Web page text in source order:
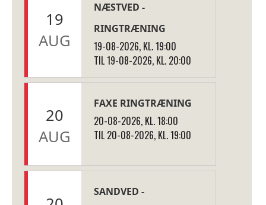
19
AUG
NÆSTVED -
RINGTRÆNING
19-08-2026, KL. 19:00
TIL 19-08-2026, KL. 20:00
20
AUG
FAXE RINGTRÆNING
20-08-2026, KL. 18:00
TIL 20-08-2026, KL. 19:00
SANDVED -